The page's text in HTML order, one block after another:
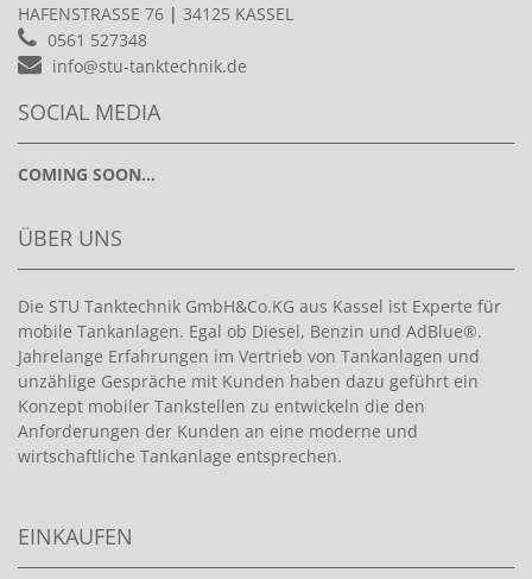
HAFENSTRASSE 76 | 34125 KASSEL
0561 527348
info@stu-tanktechnik.de
SOCIAL MEDIA
COMING SOON...
ÜBER UNS
Die STU Tanktechnik GmbH&Co.KG aus Kassel ist Experte für
mobile Tankanlagen. Egal ob Diesel, Benzin und AdBlue®.
Jahrelange Erfahrungen im Vertrieb von Tankanlagen und
unzählige Gespräche mit Kunden haben dazu geführt ein
Konzept mobiler Tankstellen zu entwickeln die den
Anforderungen der Kunden an eine moderne und
wirtschaftliche Tankanlage entsprechen.
EINKAUFEN